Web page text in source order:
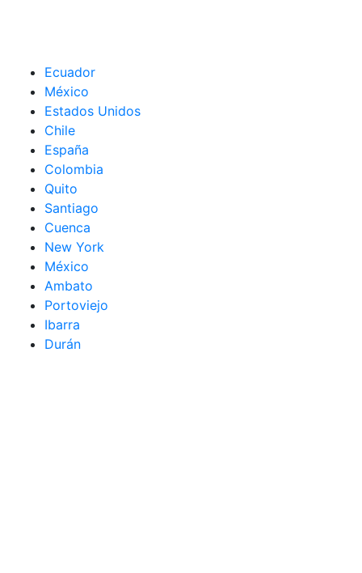
Ecuador
México
Estados Unidos
Chile
España
Colombia
Quito
Santiago
Cuenca
New York
México
Ambato
Portoviejo
Ibarra
Durán